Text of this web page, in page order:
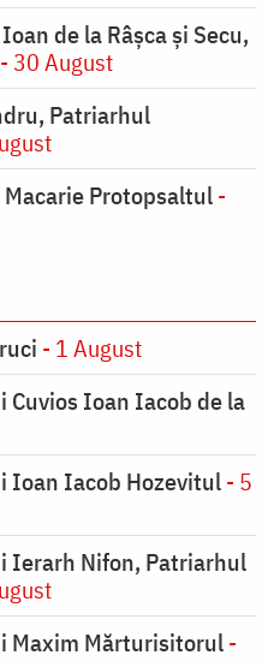
de la Râşca şi Secu,
- 30 August
Patriarhul
Protopsaltul-
- 1 August
Ioan Iacob de la
Ioan Iacob Hozevitul- 5
Ierarh Nifon, Patriarhul
Maxim Mărturisitorul-